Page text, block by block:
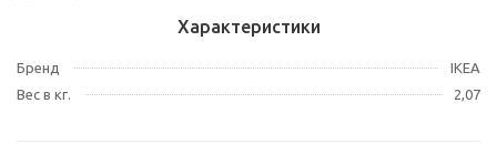
Характеристики
Бренд
IKEA
Вес в кг.
2,07